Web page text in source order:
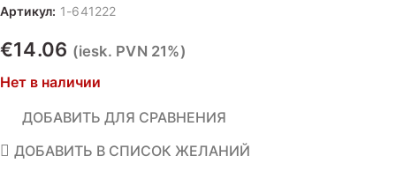
Артикул: 1-641222
€14.06 (iesk. PVN 21%)
Нет в наличии
ДОБАВИТЬ ДЛЯ СРАВНЕНИЯ
ДОБАВИТЬ В СПИСОК ЖЕЛАНИЙ